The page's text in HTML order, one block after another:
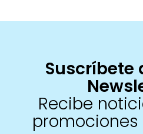
Suscríbete
Recibe